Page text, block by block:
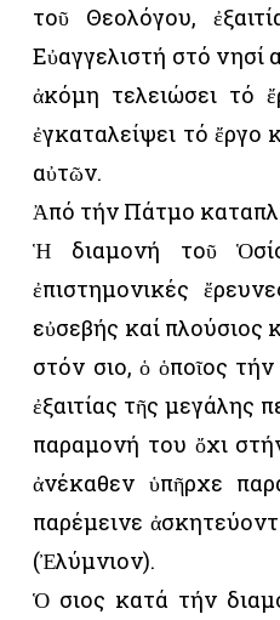
τοῦ Θεολόγου,
Εὐαγγελιστή στό νησί
ἀκόμη τελειώσει τό
ἐγκαταλείψει τό
αὐτῶν.
Ἀπό τήν Πάτμο
Ἡ διαμονή τοῦ
ἐπιστημονικές
εὐσεβής καί πλούσιος
στόν Ὅσιο, ὁ ὁποῖος
ἐξαιτίας τῆς μεγάλης
παραμονή του ὄχι
ἀνέκαθεν ὑπῆρχε
παρέμεινε
(Ἐλύμνιον).
Ὁ Ὅσιος κατά τήν